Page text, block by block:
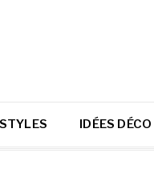
STYLES IDÉES DÉCO